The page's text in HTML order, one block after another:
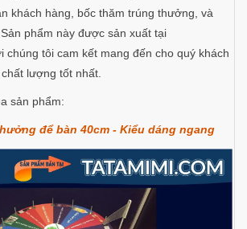
khách hàng, bốc thăm trúng thưởng, và
phẩm này được sản xuất tại
chúng tôi cam kết mang đến cho quý khách
lượng tốt nhất.
sản phẩm:
để bàn 40cm - Kiểu dáng ngang